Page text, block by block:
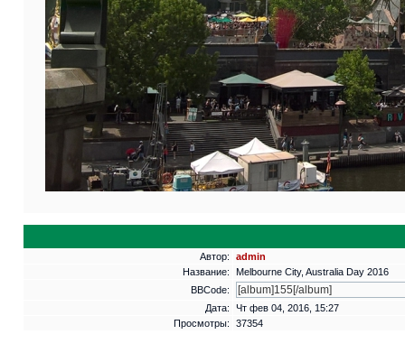
Автор:
admin
Название:
Melbourne City, Australia Day 2016
BBCode:
Дата:
Чт фев 04, 2016, 15:27
Просмотры:
37354